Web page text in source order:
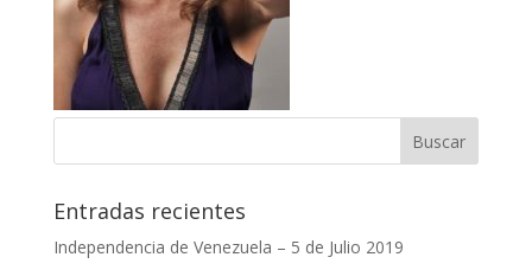
Entradas recientes
Independencia de Venezuela – 5 de Julio 2019